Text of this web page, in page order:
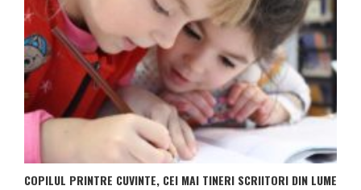
COPILUL PRINTRE CUVINTE, CEI MAI TINERI SCRIITORI DIN LUME